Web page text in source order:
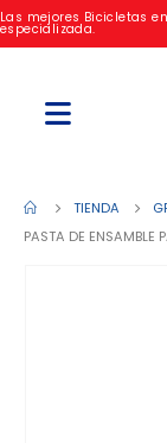
Las mejores Bicicletas
especializada.
TIENDA
PASTA DE ENSAMBLE